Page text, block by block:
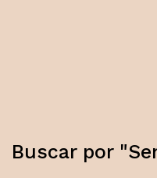
Buscar por